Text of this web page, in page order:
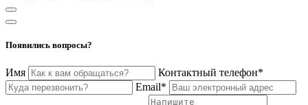
Появились вопросы?
Имя
Контактный телефон*
Email*